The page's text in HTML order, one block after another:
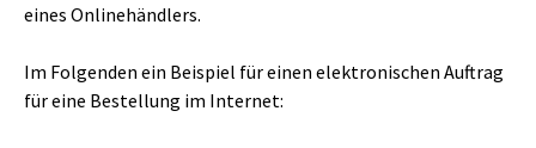
eines Onlinehändlers.
Im Folgenden ein Beispiel für einen elektronischen Auftrag
für eine Bestellung im Internet: